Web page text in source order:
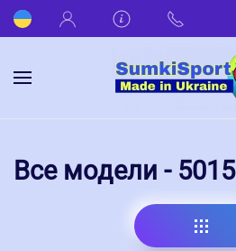
Все модели - 5015